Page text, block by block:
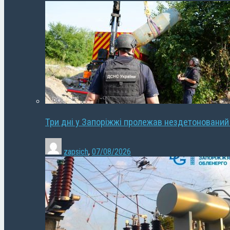
Три дні у Запоріжжі пролежав
zapsich, 07/08/2026